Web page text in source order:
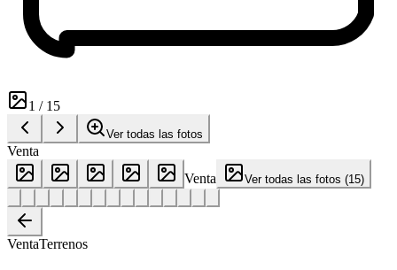
1 / 15
Ver todas las fotos
Venta
Venta
Ver todas las fotos (15)
VentaTerrenos